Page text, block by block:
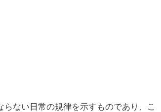
ない日常の規律を示すものであり、こ